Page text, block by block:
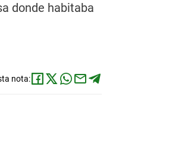
donde habitaba
nota: